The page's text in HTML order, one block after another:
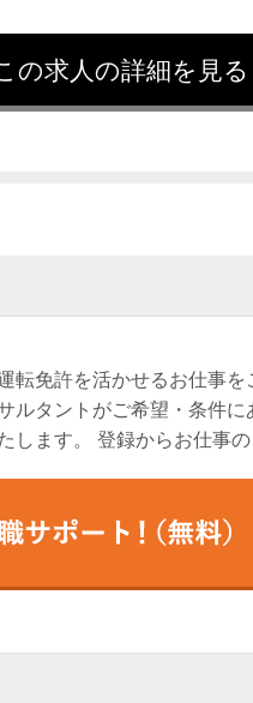
の求人の詳細を見る
転免許を活かせるお仕事
ルタントがご希望・条件
します。 登録からお仕事